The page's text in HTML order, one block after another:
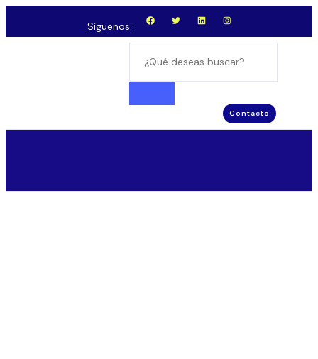
Síguenos:
Contacto